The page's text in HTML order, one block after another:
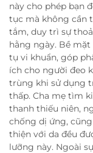
này cho phép bạn
tục mà không cần
tắm, duy trì sự
hằng ngày. Bề
tụ vi khuẩn, góp
ích cho người đeo
trùng khi sử dụng
thấp. Cha mẹ tìm
thanh thiếu niên,
chống dị ứng,
thiện với da đều
lưỡng này. Ngoài